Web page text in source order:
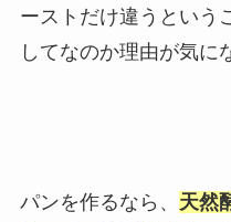
ーストだけ違うという
してなのか理由が気に
パンを作るなら、 天然